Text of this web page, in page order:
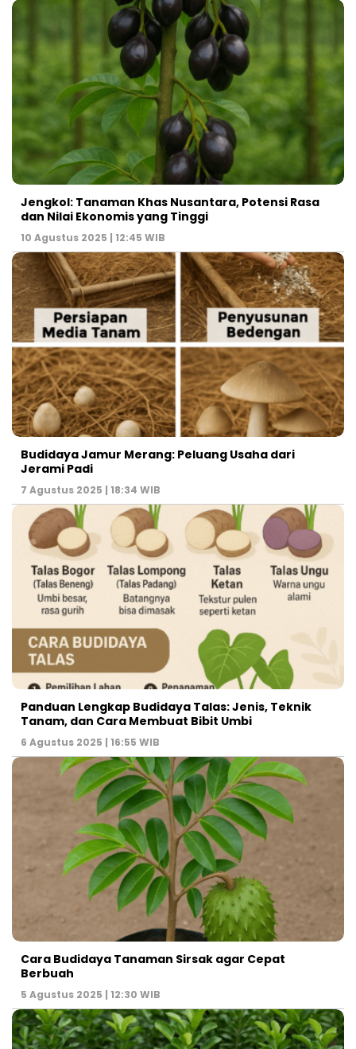
Jengkol: Tanaman Khas Nusantara, Potensi Rasa
dan Nilai Ekonomis yang Tinggi
10 Agustus 2025 | 12:45 WIB
Budidaya Jamur Merang: Peluang Usaha dari
Jerami Padi
7 Agustus 2025 | 18:34 WIB
Panduan Lengkap Budidaya Talas: Jenis, Teknik
Tanam, dan Cara Membuat Bibit Umbi
6 Agustus 2025 | 16:55 WIB
Cara Budidaya Tanaman Sirsak agar Cepat
Berbuah
5 Agustus 2025 | 12:30 WIB